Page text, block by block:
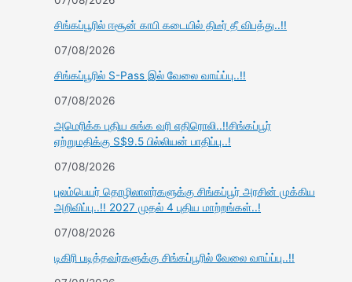
சிங்கப்பூரில் ஈசூன் காபி கடையில் திடீர் தீ விபத்து..!!
07/08/2026
சிங்கப்பூரில் S-Pass இல் வேலை வாய்ப்பு..!!
07/08/2026
அமெரிக்க புதிய சுங்க வரி எதிரொலி..!!சிங்கப்பூர்
ஏற்றுமதிக்கு S$9.5 பில்லியன் பாதிப்பு..!
07/08/2026
புலம்பெயர் தொழிலாளர்களுக்கு சிங்கப்பூர் அரசின் முக்கிய
அறிவிப்பு..!! 2027 முதல் 4 புதிய மாற்றங்கள்..!
07/08/2026
டிகிரி படித்தவர்களுக்கு சிங்கப்பூரில் வேலை வாய்ப்பு..!!